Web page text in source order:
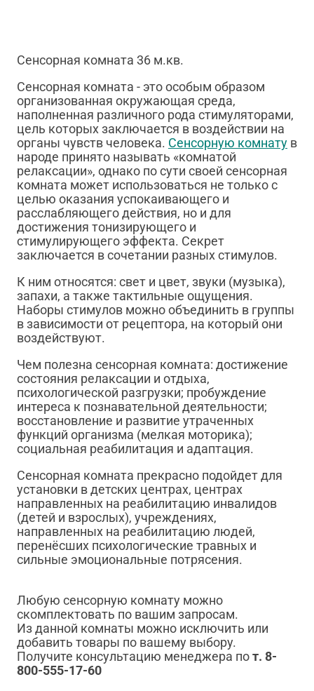
Сенсорная комната 36 м.кв.
Сенсорная комната - это особым образом
организованная окружающая среда,
наполненная различного рода стимуляторами,
цель которых заключается в воздействии на
органы чувств человека. Сенсорную комнату в
народе принято называть «комнатой
релаксации», однако по сути своей сенсорная
комната может использоваться не только с
целью оказания успокаивающего и
расслабляющего действия, но и для
достижения тонизирующего и
стимулирующего эффекта. Секрет
заключается в сочетании разных стимулов.
К ним относятся: свет и цвет, звуки (музыка),
запахи, а также тактильные ощущения.
Наборы стимулов можно объединить в группы
в зависимости от рецептора, на который они
воздействуют.
Чем полезна сенсорная комната: достижение
состояния релаксации и отдыха,
психологической разгрузки; пробуждение
интереса к познавательной деятельности;
восстановление и развитие утраченных
функций организма (мелкая моторика);
социальная реабилитация и адаптация.
Сенсорная комната прекрасно подойдет для
установки в детских центрах, центрах
направленных на реабилитацию инвалидов
(детей и взрослых), учреждениях,
направленных на реабилитацию людей,
перенёсших психологические травных и
сильные эмоциональные потрясения.
Любую сенсорную комнату можно
скомплектовать по вашим запросам.
Из данной комнаты можно исключить или
добавить товары по вашему выбору.
Получите консультацию менеджера пот. 8-
800-555-17-60